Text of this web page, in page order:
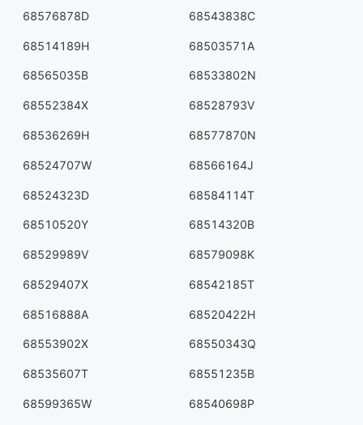
68576878D 68543838C
68514189H 68503571A
68565035B 68533802N
68552384X 68528793V
68536269H 68577870N
68524707W 68566164J
68524323D 68584114T
68510520Y 68514320B
68529989V 68579098K
68529407X 68542185T
68516888A 68520422H
68553902X 68550343Q
68535607T 68551235B
68599365W 68540698P